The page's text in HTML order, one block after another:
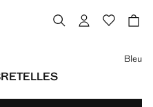
Bleu